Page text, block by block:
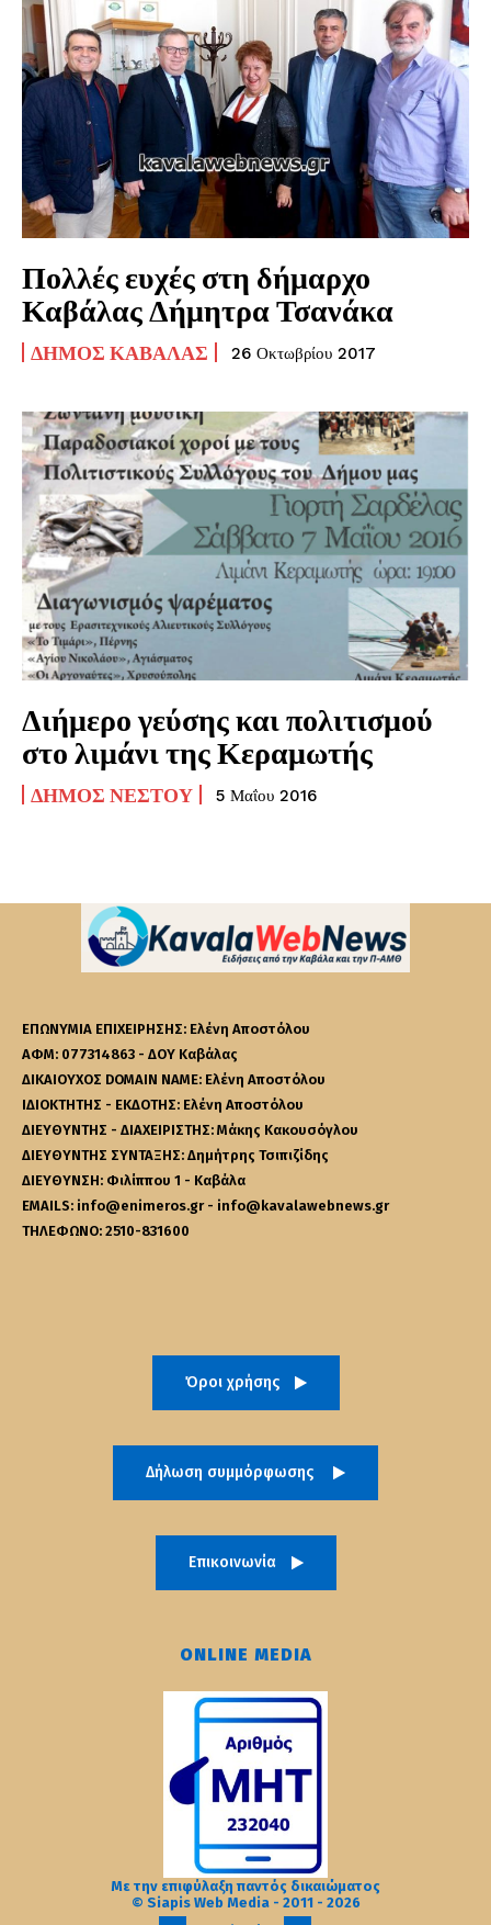
Πολλές ευχές στη δήμαρχο
Καβάλας Δήμητρα Τσανάκα
ΔΉΜΟΣ ΚΑΒΆΛΑΣ 26 Οκτωβρίου 2017
Διήμερο γεύσης και πολιτισμού
στο λιμάνι της Κεραμωτής
ΔΉΜΟΣ ΝΈΣΤΟΥ 5 Μαΐου 2016
ΕΠΩΝΥΜΙΑ ΕΠΙΧΕΙΡΗΣΗΣ: Ελένη Αποστόλου
ΑΦΜ: 077314863 - ΔΟΥ Καβάλας
ΔΙΚΑΙΟΥΧΟΣ DOMAIN NAME: Ελένη Αποστόλου
ΙΔΙΟΚΤΗΤΗΣ - ΕΚΔΟΤΗΣ: Ελένη Αποστόλου
ΔΙΕΥΘΥΝΤΗΣ - ΔΙΑΧΕΙΡΙΣΤΗΣ: Μάκης Κακουσόγλου
ΔΙΕΥΘΥΝΤΗΣ ΣΥΝΤΑΞΗΣ: Δημήτρης Τσιπιζίδης
ΔΙΕΥΘΥΝΣΗ: Φιλίππου 1 - Καβάλα
EMAILS: info@enimeros.gr - info@kavalawebnews.gr
ΤΗΛΕΦΩΝΟ: 2510-831600
Όροι χρήσης
Δήλωση συμμόρφωσης
Επικοινωνία
ONLINE MEDIA
Με την επιφύλαξη παντός δικαιώματος
© Siapis Web Media - 2011 - 2026